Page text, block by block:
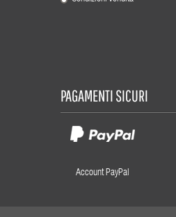
PAGAMENTI SICURI
Account PayPal